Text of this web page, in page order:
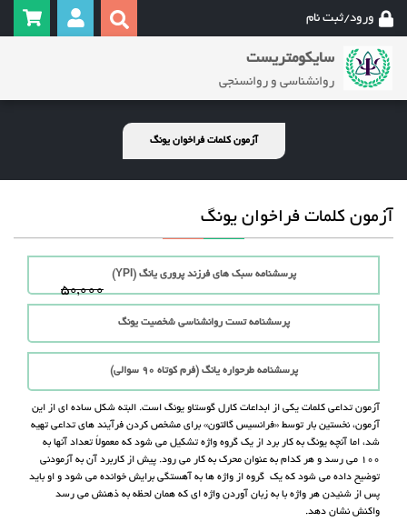
ورود/ثبت نام
سایکومتریست
روانشناسی و روانسنجی
آزمون کلمات فراخوان یونگ
آزمون کلمات فراخوان یونگ
پرسشنامه سبک های فرزند پروری یانگ (YPI)
پرسشنامه تست روانشناسی شخصیت یونگ
پرسشنامه طرحواره یانگ (فرم کوتاه 90 سوالی)
آزمون تداعی کلمات یکی از ابداعات کارل گوستاو یونگ است. البته شکل ساده ای از این
آزمون، نخستین بار توسط «فرانسیس گالتون» برای مشخص کردن فرآیند های تداعی تهیه
شد، اما آنچه یونگ به کار برد از یک گروه واژه تشکیل می شود که معمولاً تعداد آنها به
100 می رسد و هر کدام به عنوان محرک به کار می رود. پیش از کاربرد آن به آزمودنی
توضیح داده می شود که یک گروه از واژه ها به آهستگی برایش خوانده می شود و او باید
پس از شنیدن هر واژه با به زبان آوردن واژه ای که همان لحظه به ذهنش می رسد
واکنش نشان دهد.
۵۰,۰۰۰